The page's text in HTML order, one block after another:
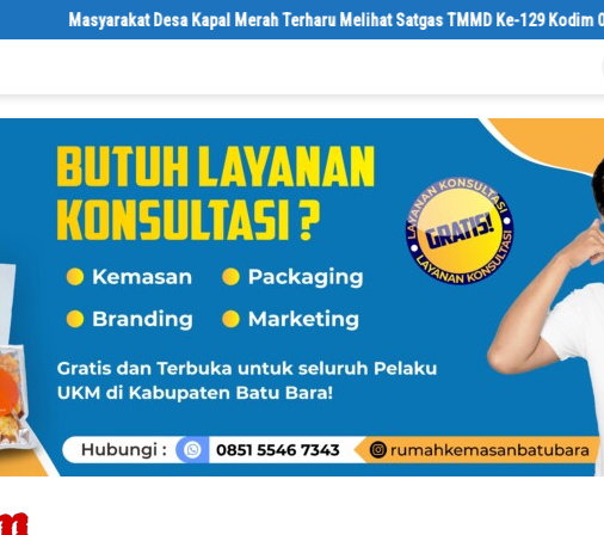
Desa Kapal Merah Terharu Melihat Satgas TMMD Ke-129 Kodim 0208/Asahan